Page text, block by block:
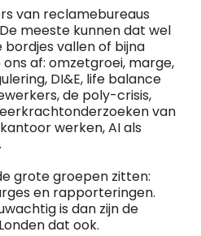
van reclamebureaus
meeste kunnen dat wel
bordjes vallen of bijna
af: omzetgroei, marge,
DI&E, life balance
de poly-crisis,
van
werken, AI als
grote groepen zitten:
en rapporteringen.
is dan zijn de
dat ook.
(digital)